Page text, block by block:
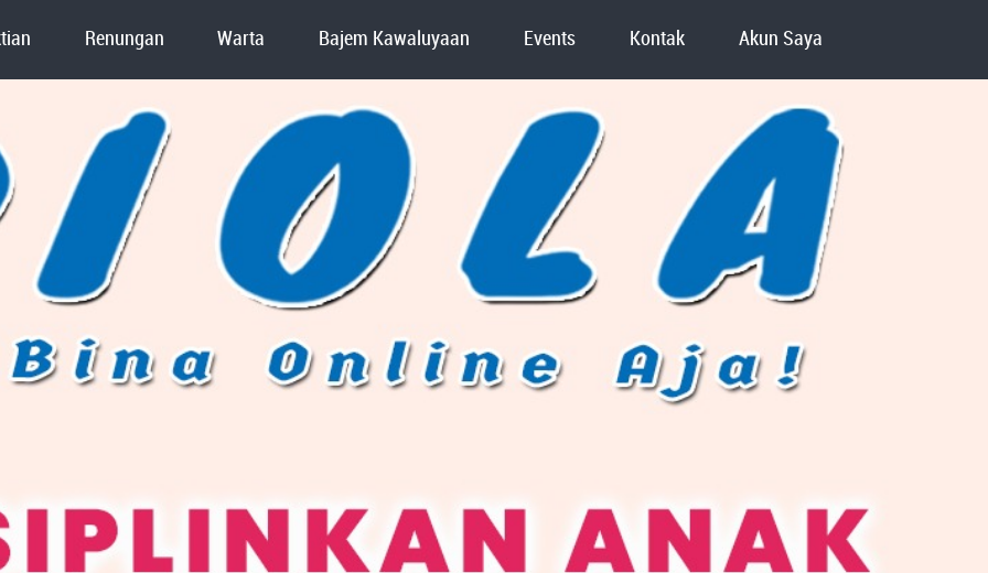
Renungan Warta Bajem Kawaluyaan Events Kontak Akun Saya